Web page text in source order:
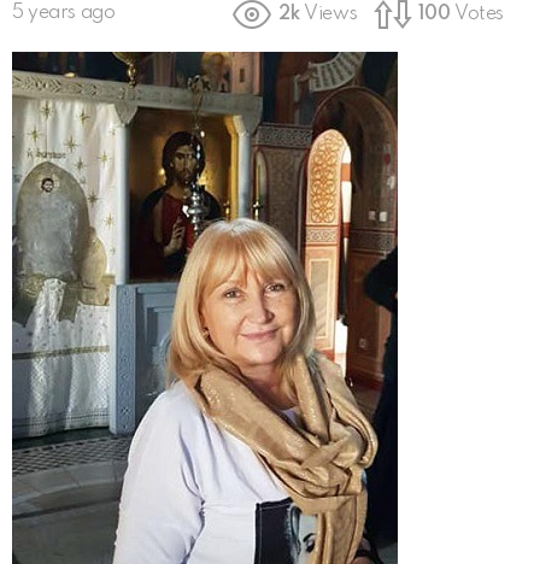
5 years ago 2k Views 100 Votes